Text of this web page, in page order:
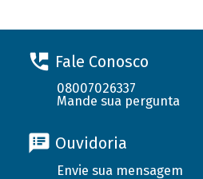
Fale Conosco
08007026337
Mande sua pergunta
Ouvidoria
Envie sua mensagem